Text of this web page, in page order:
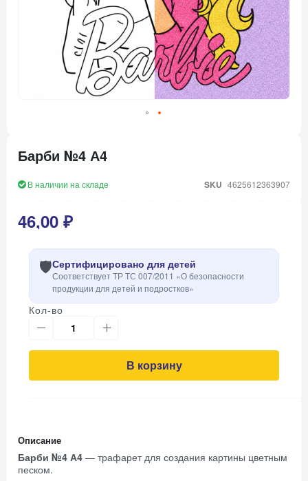
началу
галереи
Барби №4 А4
В наличии на складе SKU 4625612363907
46,00 ₽
🛡️Сертифицировано для детей
Соответствует ТР ТС 007/2011 «О безопасности
продукции для детей и подростков»
Кол-во
В корзину
Описание
Барби №4 А4 — трафарет для создания картины цветным
песком.